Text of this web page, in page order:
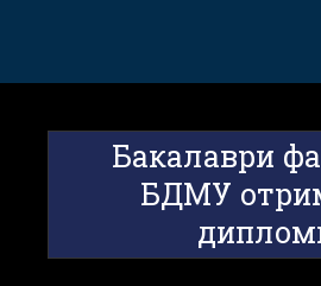
Бакалаври
БДМУ